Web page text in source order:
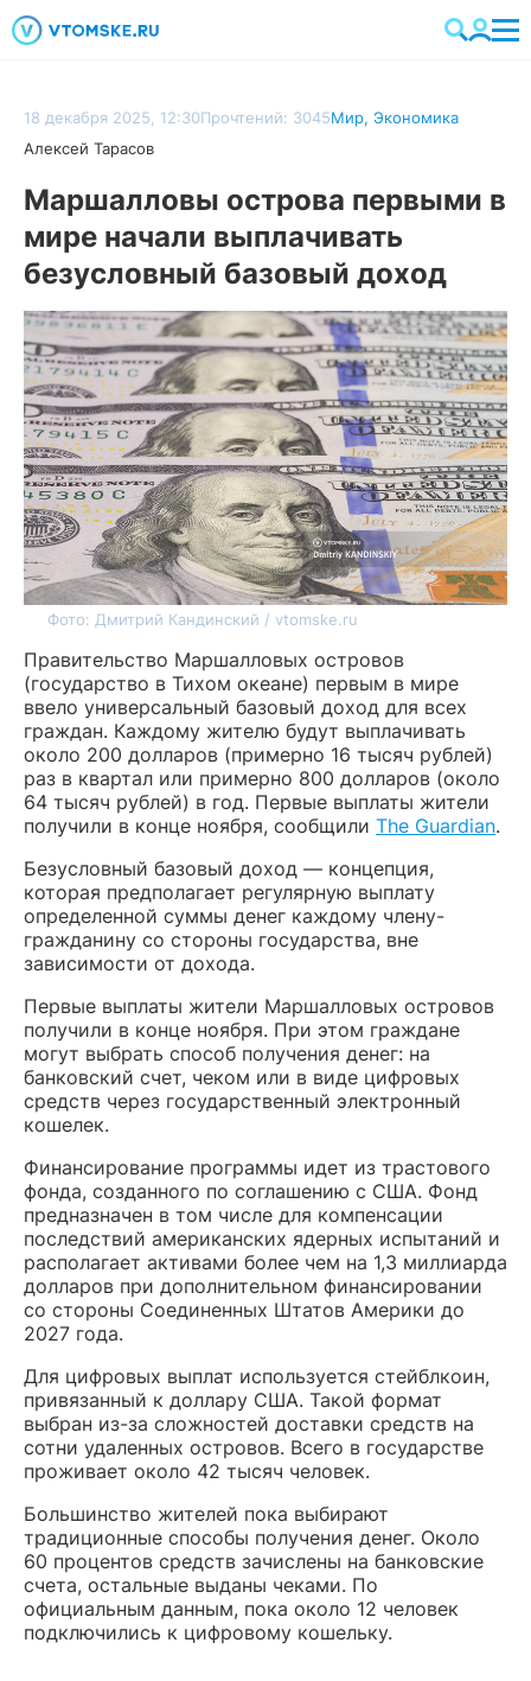
18 декабря 2025, 12:30Прочтений: 3045Мир, Экономика
Алексей Тарасов
Маршалловы острова первыми в
мире начали выплачивать
безусловный базовый доход
Фото: Дмитрий Кандинский / vtomske.ru
Правительство Маршалловых островов
(государство в Тихом океане) первым в мире
ввело универсальный базовый доход для всех
граждан. Каждому жителю будут выплачивать
около 200 долларов (примерно 16 тысяч рублей)
раз в квартал или примерно 800 долларов (около
64 тысяч рублей) в год. Первые выплаты жители
получили в конце ноября, сообщили The Guardian.
Безусловный базовый доход — концепция,
которая предполагает регулярную выплату
определенной суммы денег каждому члену-
гражданину со стороны государства, вне
зависимости от дохода.
Первые выплаты жители Маршалловых островов
получили в конце ноября. При этом граждане
могут выбрать способ получения денег: на
банковский счет, чеком или в виде цифровых
средств через государственный электронный
кошелек.
Финансирование программы идет из трастового
фонда, созданного по соглашению с США. Фонд
предназначен в том числе для компенсации
последствий американских ядерных испытаний и
располагает активами более чем на 1,3 миллиарда
долларов при дополнительном финансировании
со стороны Соединенных Штатов Америки до
2027 года.
Для цифровых выплат используется стейблкоин,
привязанный к доллару США. Такой формат
выбран из-за сложностей доставки средств на
сотни удаленных островов. Всего в государстве
проживает около 42 тысяч человек.
Большинство жителей пока выбирают
традиционные способы получения денег. Около
60 процентов средств зачислены на банковские
счета, остальные выданы чеками. По
официальным данным, пока около 12 человек
подключились к цифровому кошельку.